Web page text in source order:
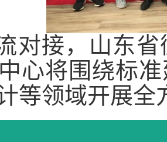
对接，山东
心将围绕标
等领域开展全